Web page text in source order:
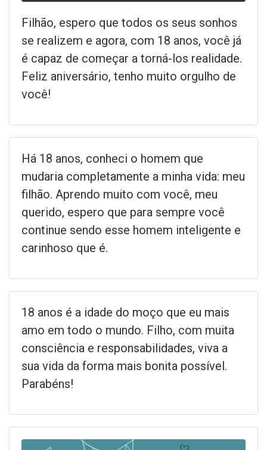
Filhão, espero que todos os seus sonhos
se realizem e agora, com 18 anos, você já
é capaz de começar a torná-los realidade.
Feliz aniversário, tenho muito orgulho de
você!
Há 18 anos, conheci o homem que
mudaria completamente a minha vida: meu
filhão. Aprendo muito com você, meu
querido, espero que para sempre você
continue sendo esse homem inteligente e
carinhoso que é.
18 anos é a idade do moço que eu mais
amo em todo o mundo. Filho, com muita
consciência e responsabilidades, viva a
sua vida da forma mais bonita possível.
Parabéns!